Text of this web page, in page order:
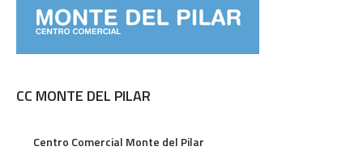
CC MONTE DEL PILAR
Centro Comercial Monte del Pilar